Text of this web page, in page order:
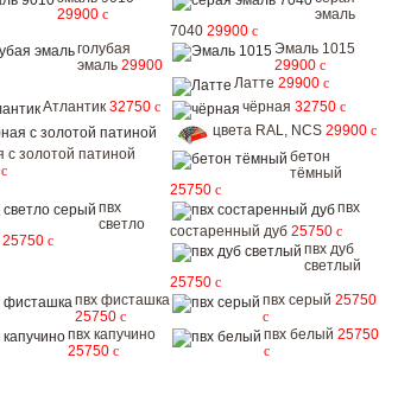
29900 c
эмаль
7040 29900 c
голубая
эмаль 29900
Эмаль 1015
29900 c
Латте 29900 c
Атлантик 32750 c чёрная 32750 c
с золотой патиной
c
цвета RAL, NCS 29900 c
бетон
тёмный
25750 c
пвх
светло
25750 c
пвх
состаренный дуб 25750 c
пвх дуб
светлый
25750 c
пвх фисташка
25750 c
пвх серый 25750
c
пвх капучино
25750 c
пвх белый 25750
c